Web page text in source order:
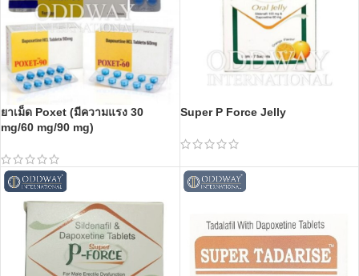
ยาเม็ด Poxet (มีความแรง 30
mg/60 mg/90 mg)
Super P Force Jelly